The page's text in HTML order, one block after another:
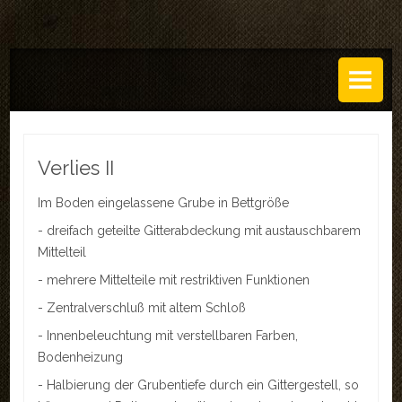
History
GALERIEN
TECHNIK
EVENTS
Verlies II
Im Boden eingelassene Grube in Bettgröße
- dreifach geteilte Gitterabdeckung mit austauschbarem
Mittelteil
- mehrere Mittelteile mit restriktiven Funktionen
- Zentralverschluß mit altem Schloß
- Innenbeleuchtung mit verstellbaren Farben,
Bodenheizung
- Halbierung der Grubentiefe durch ein Gittergestell, so